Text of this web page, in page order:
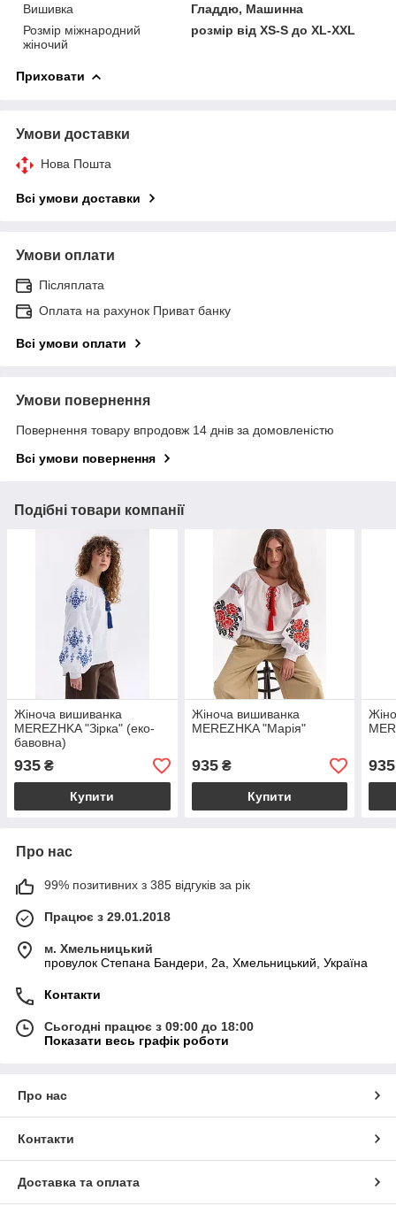
Вишивка
Гладдю, Машинна
Розмір міжнародний
жіночий
розмір від XS-S до XL-XXL
Приховати
Умови доставки
Нова Пошта
Всі умови доставки
Умови оплати
Післяплата
Оплата на рахунок Приват банку
Всі умови оплати
Умови повернення
Повернення товару впродовж 14 днів за домовленістю
Всі умови повернення
Подібні товари компанії
Жіноча вишиванка
MEREZHKA "Зірка" (еко-
бавовна)
935 ₴
Купити
Жіноча вишиванка
MEREZHKA "Марія"
935₴
Купити
935
Про нас
99% позитивних з 385 відгуків за рік
Працює з 29.01.2018
м. Хмельницький
провулок Степана Бандери, 2a, Хмельницький, Україна
Контакти
Сьогодні працює з 09:00 до 18:00
Показати весь графік роботи
Про нас
Контакти
Доставка та оплата